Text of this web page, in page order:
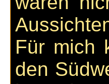
Für mich
den